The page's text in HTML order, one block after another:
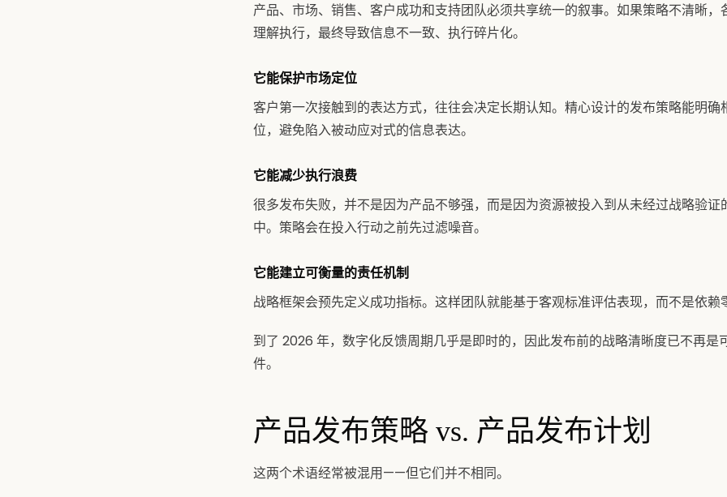
产品、市场、销售、客户成功和支持团队必须共享统一的叙事。如果策略不清晰，
理解执行，最终导致信息不一致、执行碎片化。
它能保护市场定位
客户第一次接触到的表达方式，往往会决定长期认知。精心设计的发布策略能明确
位，避免陷入被动应对式的信息表达。
它能减少执行浪费
很多发布失败，并不是因为产品不够强，而是因为资源被投入到从未经过战略验证
中。策略会在投入行动之前先过滤噪音。
它能建立可衡量的责任机制
战略框架会预先定义成功指标。这样团队就能基于客观标准评估表现，而不是依赖
到了 2026 年，数字化反馈周期几乎是即时的，因此发布前的战略清晰度已不再是
件。
产品发布策略 vs. 产品发布计划
这两个术语经常被混用——但它们并不相同。